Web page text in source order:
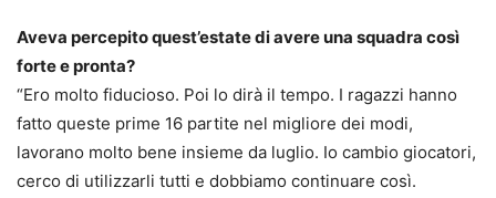
Aveva percepito quest’estate di avere una squadra così
forte e pronta?
“Ero molto fiducioso. Poi lo dirà il tempo. I ragazzi hanno
fatto queste prime 16 partite nel migliore dei modi,
lavorano molto bene insieme da luglio. Io cambio giocatori,
cerco di utilizzarli tutti e dobbiamo continuare così.